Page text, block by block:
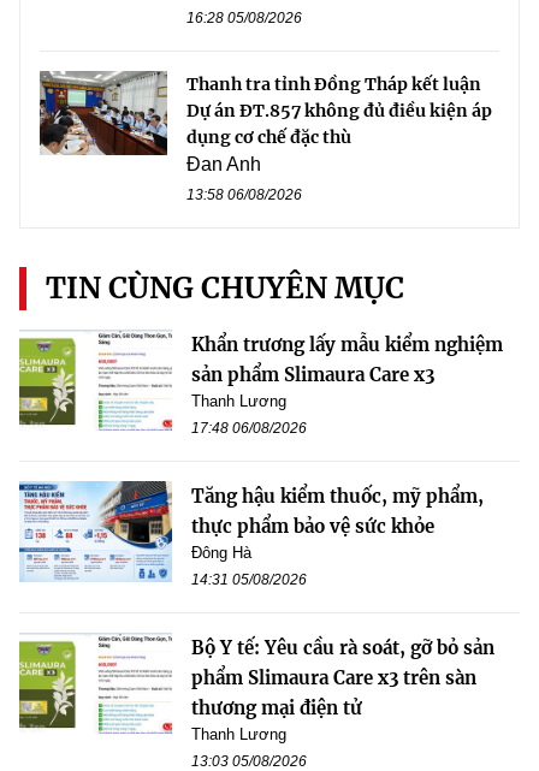
16:28 05/08/2026
Thanh tra tỉnh Đồng Tháp kết luận
Dự án ĐT.857 không đủ điều kiện áp
dụng cơ chế đặc thù
Đan Anh
13:58 06/08/2026
TIN CÙNG CHUYÊN MỤC
Khẩn trương lấy mẫu kiểm nghiệm
sản phẩm Slimaura Care x3
Thanh Lương
17:48 06/08/2026
Tăng hậu kiểm thuốc, mỹ phẩm,
thực phẩm bảo vệ sức khỏe
Đông Hà
14:31 05/08/2026
Bộ Y tế: Yêu cầu rà soát, gỡ bỏ sản
phẩm Slimaura Care x3 trên sàn
thương mại điện tử
Thanh Lương
13:03 05/08/2026